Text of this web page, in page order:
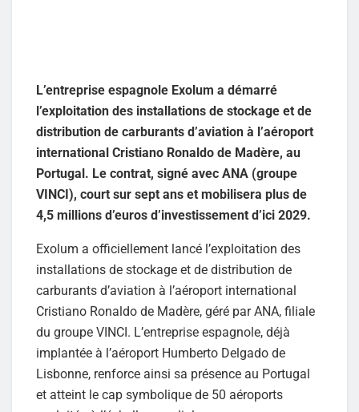
L’entreprise espagnole Exolum a démarré
l’exploitation des installations de stockage et de
distribution de carburants d’aviation à l’aéroport
international Cristiano Ronaldo de Madère, au
Portugal. Le contrat, signé avec ANA (groupe
VINCI), court sur sept ans et mobilisera plus de
4,5 millions d’euros d’investissement d’ici 2029.
Exolum a officiellement lancé l’exploitation des
installations de stockage et de distribution de
carburants d’aviation à l’aéroport international
Cristiano Ronaldo de Madère, géré par ANA, filiale
du groupe VINCI. L’entreprise espagnole, déjà
implantée à l’aéroport Humberto Delgado de
Lisbonne, renforce ainsi sa présence au Portugal
et atteint le cap symbolique de 50 aéroports